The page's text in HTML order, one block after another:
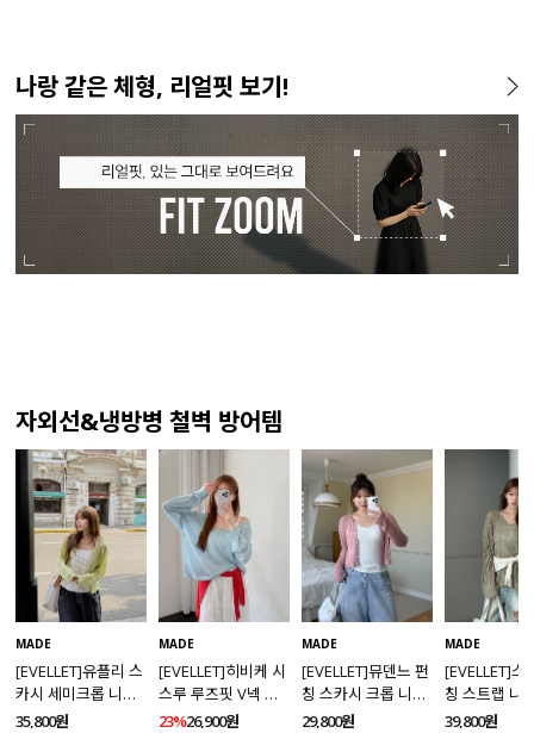
나랑 같은 체형, 리얼핏 보기!
자외선&냉방병 철벽 방어템
MADE
[EVELLET]유플리 스
카시 세미크롭 니트
가디건
35,800원
MADE
[EVELLET]히비케 시
스루 루즈핏 V넥 니
트
23%26,900원
MADE
[EVELLET]뮤덴느 펀
칭 스카시 크롭 니트
가디건
29,800원
MADE
[EVELLET]스
칭 스트랩 니
39,800원